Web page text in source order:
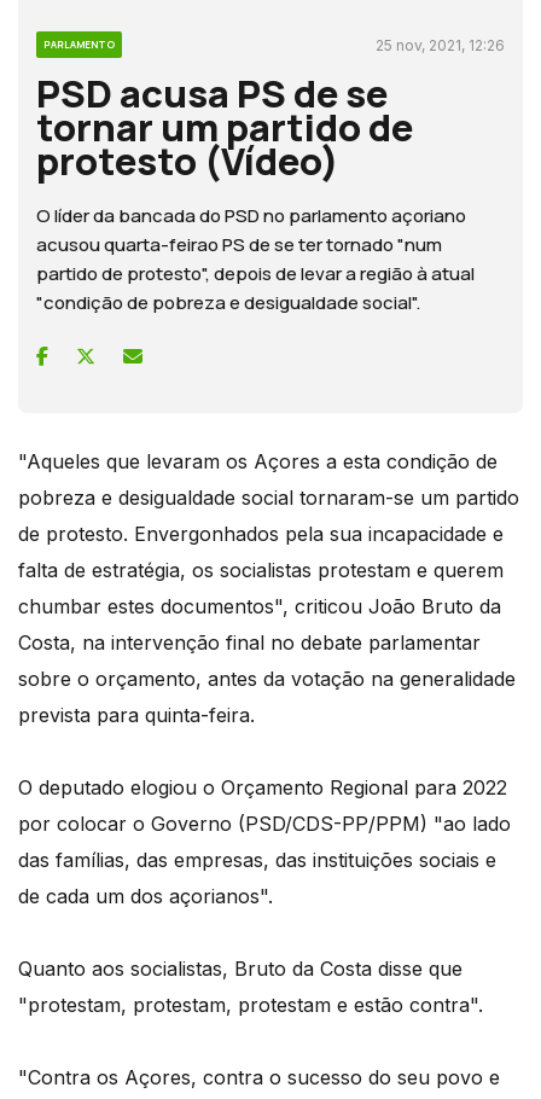
PARLAMENTO 25 nov, 2021, 12:26
PSD acusa PS de se
tornar um partido de
protesto (Vídeo)
O líder da bancada do PSD no parlamento açoriano
acusou quarta-feirao PS de se ter tornado "num
partido de protesto", depois de levar a região à atual
"condição de pobreza e desigualdade social".
"Aqueles que levaram os Açores a esta condição de
pobreza e desigualdade social tornaram-se um partido
de protesto. Envergonhados pela sua incapacidade e
falta de estratégia, os socialistas protestam e querem
chumbar estes documentos", criticou João Bruto da
Costa, na intervenção final no debate parlamentar
sobre o orçamento, antes da votação na generalidade
prevista para quinta-feira.
O deputado elogiou o Orçamento Regional para 2022
por colocar o Governo (PSD/CDS-PP/PPM) "ao lado
das famílias, das empresas, das instituições sociais e
de cada um dos açorianos".
Quanto aos socialistas, Bruto da Costa disse que
"protestam, protestam, protestam e estão contra".
"Contra os Açores, contra o sucesso do seu povo e